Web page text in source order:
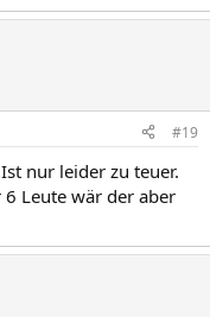
:-D :-D :-D
#19
nur leider zu teuer.
6 Leute wär der aber